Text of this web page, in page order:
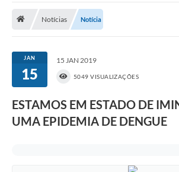
Portal da Transparência
Secretarias
Notícias Notícia
JAN
15
15 JAN 2019
5049 VISUALIZAÇÕES
ESTAMOS EM ESTADO DE
UMA EPIDEMIA DE DENGUE